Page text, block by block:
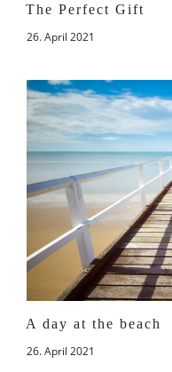
The Perfect Gift
26. April 2021
A day at the beach
26. April 2021